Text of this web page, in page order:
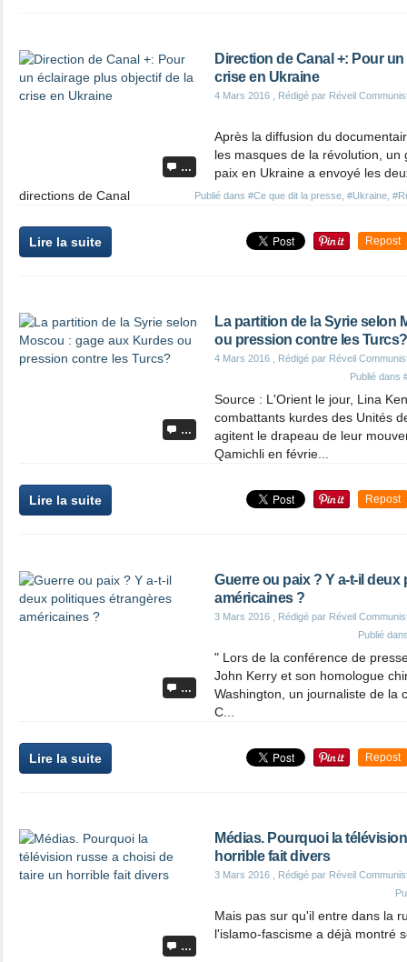
…
Direction de Canal +: Pour
crise en Ukraine
4 Mars 2016 , Rédigé par Réveil
Publié dans #Ce que dit la presse #Ukraine
Après la diffusion du
les masques de la révolution,
paix en Ukraine a envoyé les
directions de Canal
Lire la suite Repost
…
La partition de la Syrie selon
ou pression contre les Turcs?
4 Mars 2016 , Rédigé par Réveil
Publié dans
Source : L'Orient le jour, Lina
combattants kurdes des Unités
agitent le drapeau de leur
Qamichli en févrie...
Lire la suite Repost
…
Guerre ou paix ? Y a-t-il
américaines ?
3 Mars 2016 , Rédigé par Réveil
Publié
" Lors de la conférence de
John Kerry et son homologue
Washington, un journaliste de la
C...
Lire la suite Repost
…
Médias. Pourquoi la
horrible fait divers
3 Mars 2016 , Rédigé par Réveil
Mais pas sur qu'il entre dans la
l'islamo-fascisme a déjà montré